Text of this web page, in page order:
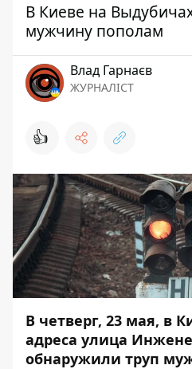
В Киеве на
мужчину пополам
Влад Гарнаєв
ЖУРНАЛІСТ
👍
В четверг, 23 мая, в
адреса улица
обнаружили труп